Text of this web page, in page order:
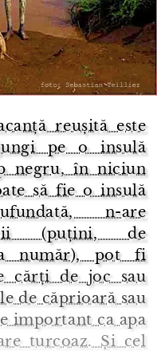
reușită este
pe o insulă
negru, în niciun
să fie o insulă
n-are
(puțini, de
număr), pot fi
cărți de joc sau
de căprioară sau
important ca apa
turcoaz. Și cel